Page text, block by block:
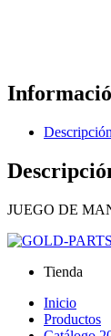
Descripción
JUEGO DE
Tienda
Inicio
Productos